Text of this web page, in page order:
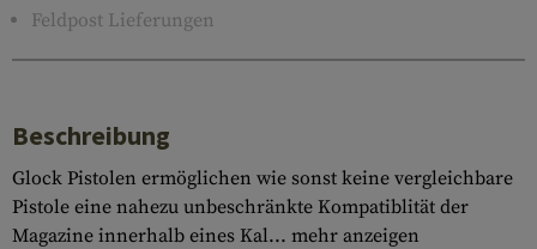
Feldpost Lieferungen
Beschreibung
Glock Pistolen ermöglichen wie sonst keine vergleichbare
Pistole eine nahezu unbeschränkte Kompatiblität der
Magazine innerhalb eines Kal... mehr anzeigen